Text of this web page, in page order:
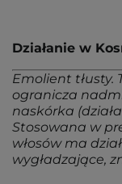
Działanie w
Emolient tłusty.
ogranicza
naskórka
Stosowana w
włosów ma
wygładzające,